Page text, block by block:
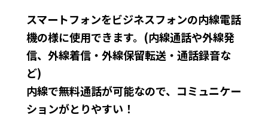
スマートフォンをビジネスフォンの内線電話
機の様に使用できます。(内線通話や外線発
信、外線着信・外線保留転送・通話録音な
ど)
内線で無料通話が可能なので、コミュニケー
ションがとりやすい！